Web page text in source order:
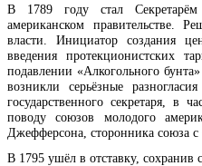
В 1789 году стал
американском правительстве.
власти. Инициатор создания
введения протекционистских
подавлении «Алкогольного
возникли серьёзные
государственного секретаря, в
поводу союзов молодого
Джефферсона, сторонника союза
В 1795 ушёл в отставку, сохранив